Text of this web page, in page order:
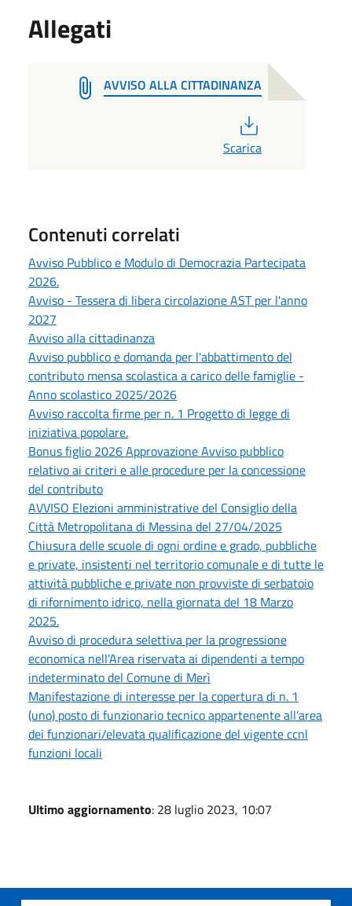
Allegati
AVVISO ALLA CITTADINANZA
Scarica
Contenuti correlati
Avviso Pubblico e Modulo di Democrazia Partecipata
2026.
Avviso - Tessera di libera circolazione AST per l'anno
2027
Avviso alla cittadinanza
Avviso pubblico e domanda per l'abbattimento del
contributo mensa scolastica a carico delle famiglie -
Anno scolastico 2025/2026
Avviso raccolta firme per n. 1 Progetto di legge di
iniziativa popolare.
Bonus figlio 2026 Approvazione Avviso pubblico
relativo ai criteri e alle procedure per la concessione
del contributo
AVVISO Elezioni amministrative del Consiglio della
Città Metropolitana di Messina del 27/04/2025
Chiusura delle scuole di ogni ordine e grado, pubbliche
e private, insistenti nel territorio comunale e di tutte le
attività pubbliche e private non provviste di serbatoio
di rifornimento idrico, nella giornata del 18 Marzo
2025.
Avviso di procedura selettiva per la progressione
economica nell'Area riservata ai dipendenti a tempo
indeterminato del Comune di Merì
Manifestazione di interesse per la copertura di n. 1
(uno) posto di funzionario tecnico appartenente all’area
dei funzionari/elevata qualificazione del vigente ccnl
funzioni locali
Ultimo aggiornamento: 28 luglio 2023, 10:07